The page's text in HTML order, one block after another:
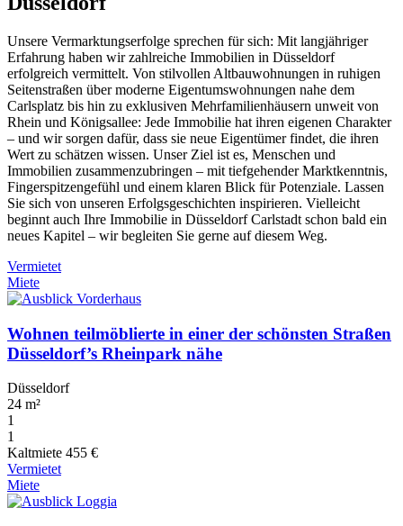
Unsere Vermarktungserfolge sprechen für sich: Mit langjähriger
Erfahrung haben wir zahlreiche Immobilien in Düsseldorf
erfolgreich vermittelt. Von stilvollen Altbauwohnungen in ruhigen
Seitenstraßen über moderne Eigentumswohnungen nahe dem
Carlsplatz bis hin zu exklusiven Mehrfamilienhäusern unweit von
Rhein und Königsallee: Jede Immobilie hat ihren eigenen Charakter
– und wir sorgen dafür, dass sie neue Eigentümer findet, die ihren
Wert zu schätzen wissen. Unser Ziel ist es, Menschen und
Immobilien zusammenzubringen – mit tiefgehender Marktkenntnis,
Fingerspitzengefühl und einem klaren Blick für Potenziale. Lassen
Sie sich von unseren Erfolgsgeschichten inspirieren. Vielleicht
beginnt auch Ihre Immobilie in Düsseldorf Carlstadt schon bald ein
neues Kapitel – wir begleiten Sie gerne auf diesem Weg.
Vermietet
Miete
Wohnen teilmöblierte in einer der schönsten Straßen
Düsseldorf’s Rheinpark nähe
Düsseldorf
24 m²
1
1
Kaltmiete 455 €
Vermietet
Miete